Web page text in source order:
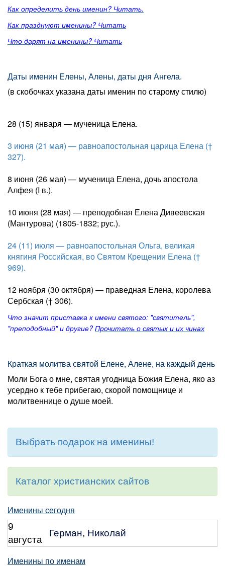
Как определить день именин? Читать.
Как празднуют именины? Читать
Что дарят на именины? Читать
Даты именин Елены, Алены, даты дня Ангела.
(в скобочках указана даты именин по старому стилю)
28 (15) января — мученица Елена.
3 июня (21 мая) — равноапостольная царица Елена (†
327).
8 июня (26 мая) — мученица Елена, дочь апостола
Алфея (I в.).
10 июня (28 мая) — преподобная Елена Дивеевская
(Мантурова) (1805-1832; рус.).
24 (11) июля — равноапостольная Ольга, великая
княгиня Российская, во Святом Крещении Елена (†
969).
12 ноября (30 октября) — праведная Елена, королева
Сербская († 306).
Что значит приставка к имени святого: "святитель",
"преподобный" и другие? Прочитать о святых и их чинах
Краткая молитва святой Елене, Алене, на каждый день
Моли Бога о мне, святая угодница Божия Елена, яко аз
усердно к тебе прибегаю, скорой помощнице и
молитвеннице о душе моей.
Выбрать подарок на именины!
Каталог христианских сайтов
Именины сегодня
9
августа
Герман, Николай
Именины по именам